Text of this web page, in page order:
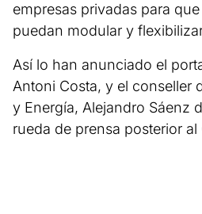
empresas privadas para
puedan modular y
Así lo han anunciado el
Antoni Costa, y el conseller
y Energía, Alejandro Sáenz
rueda de prensa posterior